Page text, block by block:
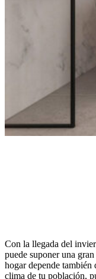
Con la llegada del
puede suponer una
hogar depende
clima de tu población,